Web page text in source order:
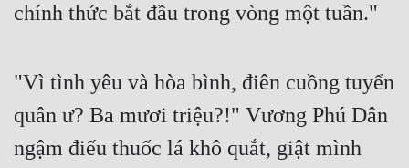
chính thức bắt đầu trong vòng một tuần."
"Vì tình yêu và hòa bình, điên cuồng tuyển
quân ư? Ba mươi triệu?!" Vương Phú Dân
ngậm điếu thuốc lá khô quắt, giật mình